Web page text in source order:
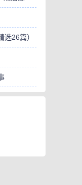
选26篇）